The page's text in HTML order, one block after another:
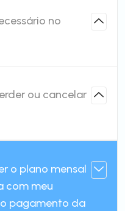
no
ou cancelar
o plano mensal
com meu
pagamento da